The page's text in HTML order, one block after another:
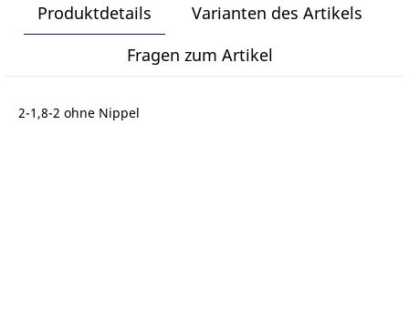
Produktdetails
Varianten des Artikels
Fragen zum Artikel
2-1,8-2 ohne Nippel